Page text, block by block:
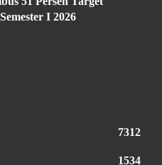
I 2026
7312
1534